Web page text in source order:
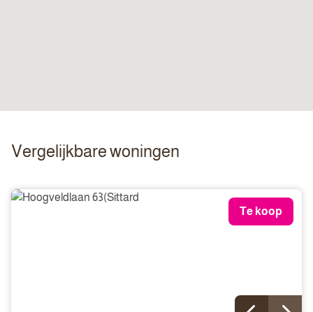
Vergelijkbare woningen
Te koop